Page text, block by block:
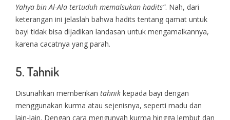
Yahya bin Al-Ala tertuduh memalsukan hadits”. Nah, dari
keterangan ini jelaslah bahwa hadits tentang qamat untuk
bayi tidak bisa dijadikan landasan untuk mengamalkannya,
karena cacatnya yang parah.
5. Tahnik
Disunahkan memberikan tahnikkepada bayi dengan
menggunakan kurma atau sejenisnya, seperti madu dan
lain-lain. Dengan cara mengunyah kurma hingga lembut dan